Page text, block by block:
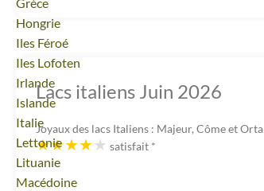
Voyage
Grèce
Voyage
Hongrie
Voyage
Iles Féroé
Voyage
Iles Lofoten
Voyage
Irlande
Voyage
Islande
Voyage
Italie
Voyage
Lettonie
Voyage
Lituanie
Voyage
Macédoine
Lacs italiens Juin 2026
Joyaux des lacs Italiens : Majeur, Côme et Orta
satisfait *